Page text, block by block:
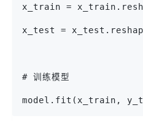
x_train =
x_test =
# 训练模型
model.fit(x_train,